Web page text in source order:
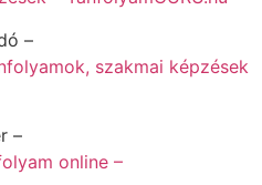
–
szakmai képzések
–
online –